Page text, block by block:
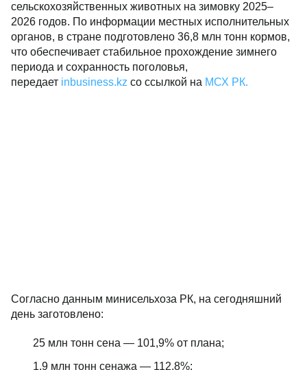
сельскохозяйственных животных на зимовку 2025–
2026 годов. По информации местных исполнительных
органов, в стране подготовлено 36,8 млн тонн кормов,
что обеспечивает стабильное прохождение зимнего
периода и сохранность поголовья,
передает inbusiness.kz со ссылкой на МСХ РК.
Согласно данным минисельхоза РК, на сегодняшний
день заготовлено:
25 млн тонн сена — 101,9% от плана;
1,9 млн тонн сенажа — 112,8%;